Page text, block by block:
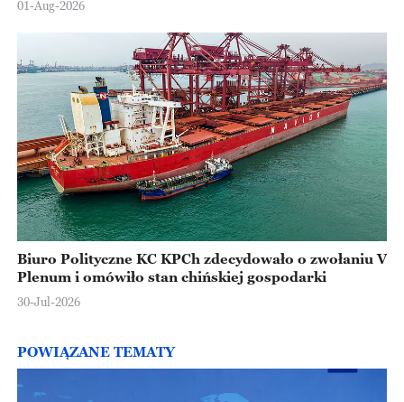
01-Aug-2026
Biuro Polityczne KC KPCh zdecydowało o zwołaniu V
Plenum i omówiło stan chińskiej gospodarki
30-Jul-2026
POWIĄZANE TEMATY